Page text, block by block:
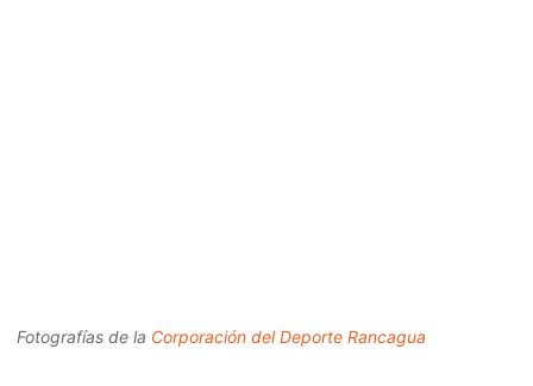
Fotografías de la Corporación del Deporte Rancagua